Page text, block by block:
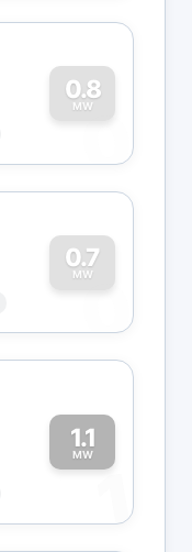
0.8
MW
0
0.7
MW
0
1.1
MW
1